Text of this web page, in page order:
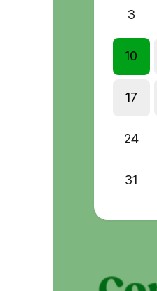
3
10
17
24
31